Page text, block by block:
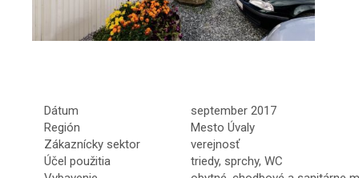
Dátum
september 2017
Región
Mesto Úvaly
Zákaznícky sektor
verejnosť
Účel použitia
triedy, sprchy, WC